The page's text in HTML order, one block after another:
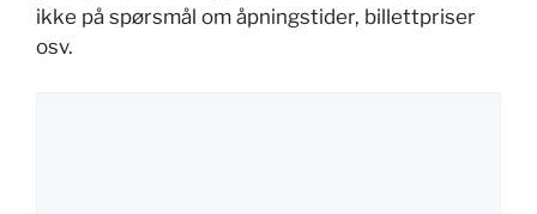
ikke på spørsmål om åpningstider, billettpriser
osv.